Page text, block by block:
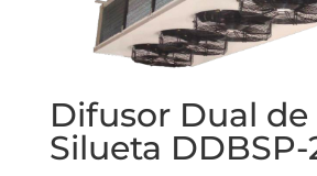
Difusor Dual de
Silueta DDBSP-